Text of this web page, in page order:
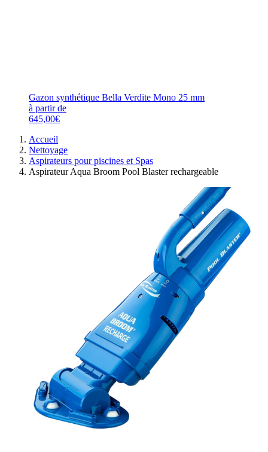
Gazon synthétique Bella Verdite Mono 25 mm
à partir de
645,00€
Accueil
Nettoyage
Aspirateurs pour piscines et Spas
Aspirateur Aqua Broom Pool Blaster rechargeable